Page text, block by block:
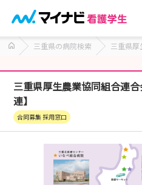
三重県の病院検索 三重県厚
三重県厚生農業協同組合連
連】
合同募集 採用窓口